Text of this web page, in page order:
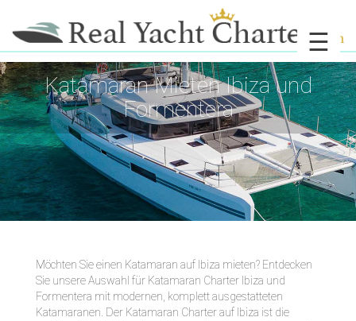
☰
Katamaran Mieten Ibiza und
Formentera
Möchten Sie einen Katamaran auf Ibiza mieten? Entdecken
Sie unsere Auswahl für Katamaran Charter Ibiza und
Formentera mit modernen, komplett ausgestatteten
Katamaranen. Der Katamaran Charter auf Ibiza ist die